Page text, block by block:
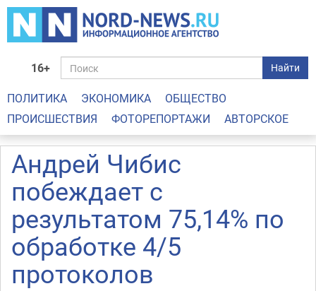
16+ Найти
ПОЛИТИКА ЭКОНОМИКА
ОБЩЕСТВО
ПРОИСШЕСТВИЯ
ФОТОРЕПОРТАЖИ АВТОРСКОЕ
Андрей Чибис
побеждает с
результатом 75,14% по
обработке 4/5
протоколов